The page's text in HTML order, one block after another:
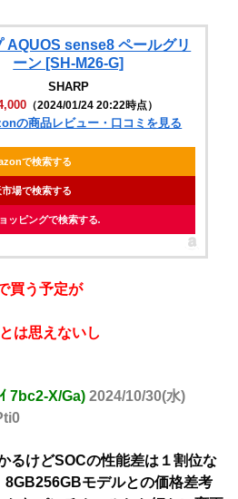
AQUOS sense8 ペールグリ
ーン [SH-M26-G]
SHARP
（2024/01/24 20:22時点）
の商品レビュー・口コミを見る
で検索する
場で検索する
ッピングで検索する
買う予定が
は思えないし
7bc2-X/Ga) 2024/10/30(水)
るけどSOCの性能差は１割位な
8GB256GBモデルとの価格差考